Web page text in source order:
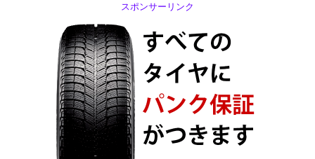
スポンサーリンク